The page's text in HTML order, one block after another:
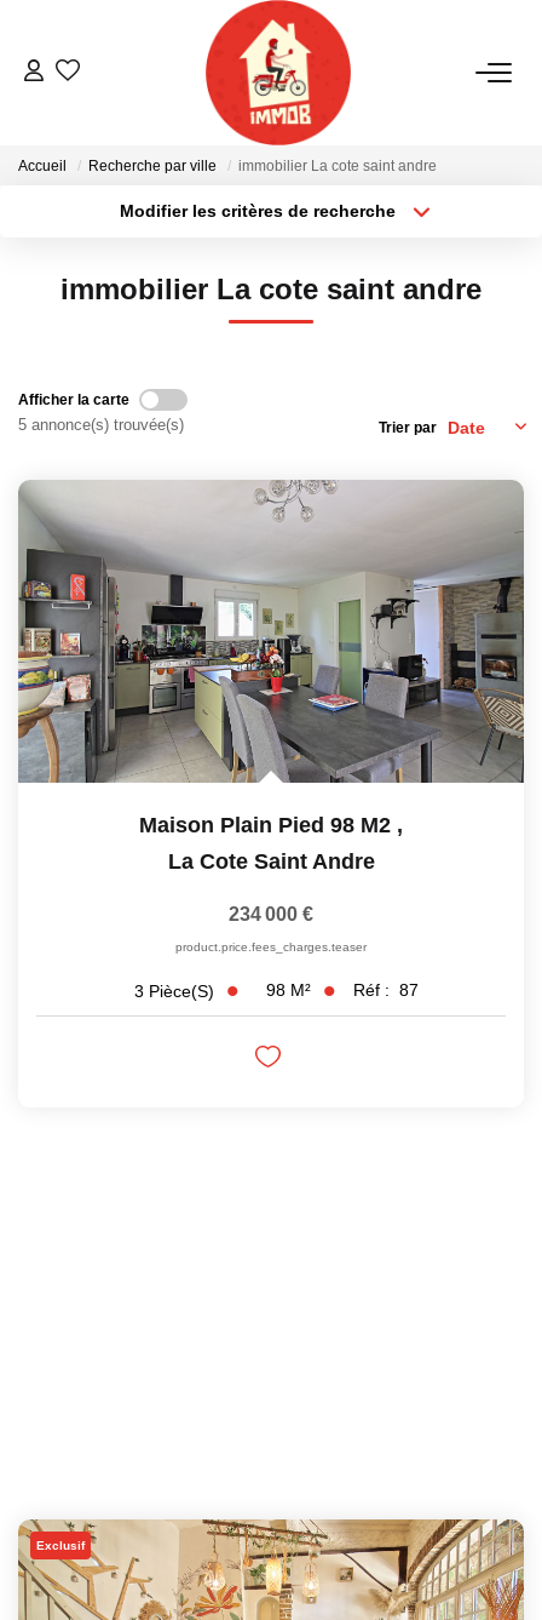
ACHETER
Nous Rejoindre
Nos Actualités
CONTACT
Accueil Recherche par ville immobilier La cote saint andre
Modifier les critères de recherche
immobilier La cote saint andre
Afficher la carte
5 annonce(s) trouvée(s) Trier par
Maison Plain Pied 98 M2 ,
La Cote Saint Andre
234 000 €
product.price.fees_charges.teaser
3 Pièce(s) 98 M² Réf : 87
Exclusif